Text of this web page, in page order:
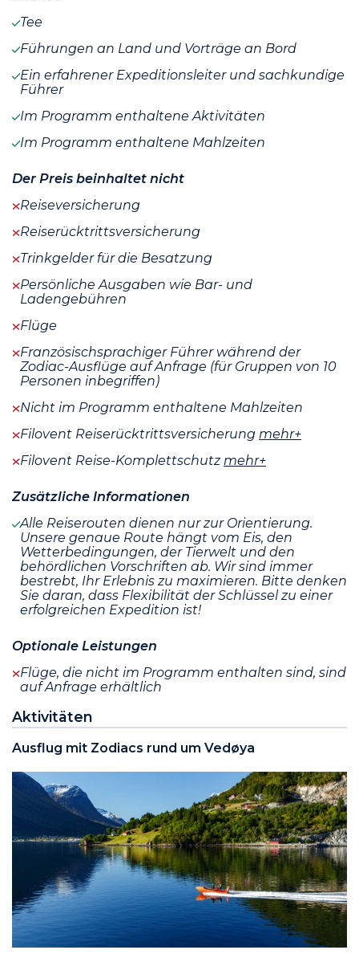
Tee
Führungen an Land und Vorträge an Bord
Ein erfahrener Expeditionsleiter und sachkundige
Führer
Im Programm enthaltene Aktivitäten
Im Programm enthaltene Mahlzeiten
Der Preis beinhaltet nicht
Reiseversicherung
Reiserücktrittsversicherung
Trinkgelder für die Besatzung
Persönliche Ausgaben wie Bar- und
Ladengebühren
Flüge
Französischsprachiger Führer während der
Zodiac-Ausflüge auf Anfrage (für Gruppen von 10
Personen inbegriffen)
Nicht im Programm enthaltene Mahlzeiten
Filovent Reiserücktrittsversicherung mehr+
Filovent Reise-Komplettschutzmehr+
Zusätzliche Informationen
Alle Reiserouten dienen nur zur Orientierung.
Unsere genaue Route hängt vom Eis, den
Wetterbedingungen, der Tierwelt und den
behördlichen Vorschriften ab. Wir sind immer
bestrebt, Ihr Erlebnis zu maximieren. Bitte denken
Sie daran, dass Flexibilität der Schlüssel zu einer
erfolgreichen Expedition ist!
Optionale Leistungen
Flüge, die nicht im Programm enthalten sind, sind
auf Anfrage erhältlich
Aktivitäten
Ausflug mit Zodiacs rund um Vedøya